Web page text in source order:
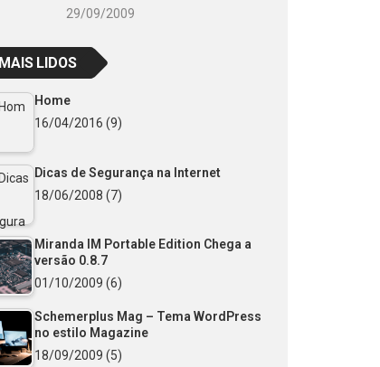
29/09/2009
MAIS LIDOS
Home
16/04/2016 (9)
Dicas de Segurança na Internet
18/06/2008 (7)
Miranda IM Portable Edition Chega a
versão 0.8.7
01/10/2009 (6)
Schemerplus Mag – Tema WordPress
no estilo Magazine
18/09/2009 (5)